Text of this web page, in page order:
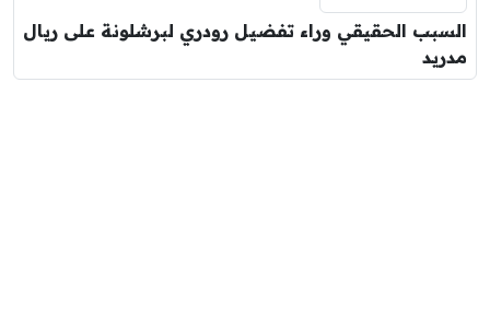
السبب الحقيقي وراء تفضيل رودري لبرشلونة على ريال
مدريد